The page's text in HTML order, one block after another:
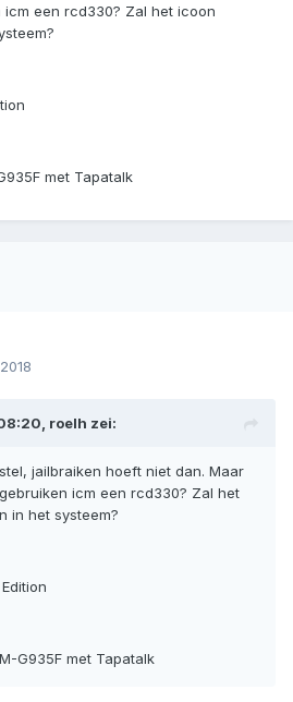
een rcd330? Zal het icoon
met Tapatalk
roelh zei:
jailbraiken hoeft niet dan. Maar
icm een rcd330? Zal het
in het systeem?
G935F met Tapatalk